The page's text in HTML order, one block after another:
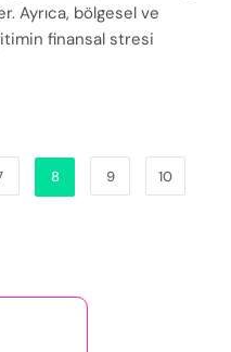
Ayrıca, bölgesel ve
finansal stresi
8 9 10